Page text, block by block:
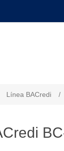
Línea BACredi /